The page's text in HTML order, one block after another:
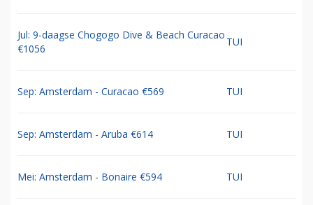
Jul: 9-daagse Chogogo Dive & Beach Curacao
€1056
TUI
Sep: Amsterdam - Curacao €569 TUI
Sep: Amsterdam - Aruba €614 TUI
Mei: Amsterdam - Bonaire €594 TUI